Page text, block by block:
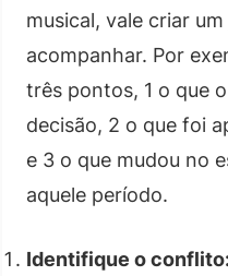
musical, vale criar
acompanhar. Por
três pontos, 1 o que
decisão, 2 o que foi
e 3 o que mudou no
aquele período.
Identifique o